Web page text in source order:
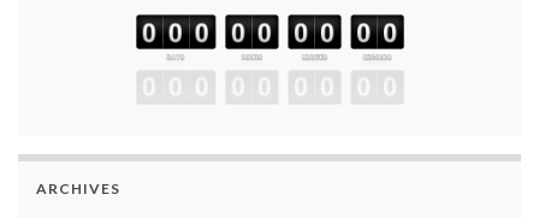
ARCHIVES